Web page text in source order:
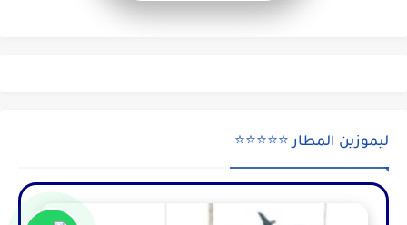
ليموزين المطار ⭐⭐⭐⭐⭐